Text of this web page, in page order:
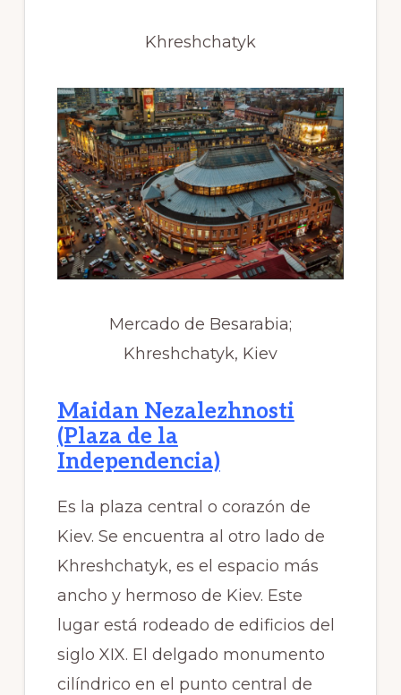
Khreshchatyk
Mercado de Besarabia;
Khreshchatyk, Kiev
Maidan Nezalezhnosti
(Plaza de la
Independencia)
Es la plaza central o corazón de
Kiev. Se encuentra al otro lado de
Khreshchatyk, es el espacio más
ancho y hermoso de Kiev. Este
lugar está rodeado de edificios del
siglo XIX. El delgado monumento
cilíndrico en el punto central de